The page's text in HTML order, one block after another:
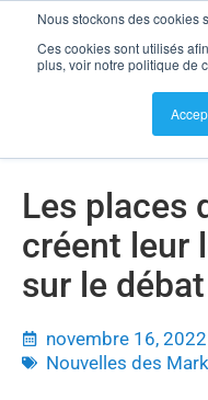
Nous stockons des cookies
Ces cookies sont utilisés
plus, voir notre politique de
Les places de marché
public
Les places
créent leur
sur le
novembre 16, 2022
Nouvelles des